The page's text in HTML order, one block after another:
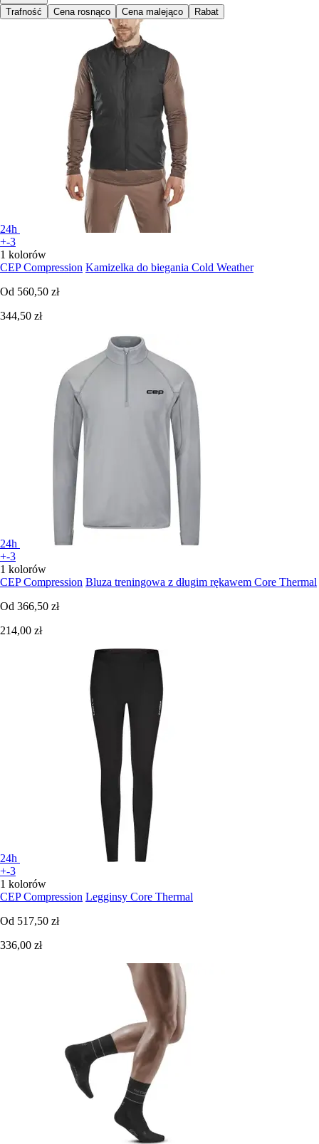
Trafność
Cena rosnąco Cena malejąco Rabat
24h
+-3
1 kolorów
CEP Compression Kamizelka do biegania Cold Weather
Od 560,50 zł
344,50 zł
24h
+-3
1 kolorów
CEP Compression Bluza treningowa z długim rękawem Core Thermal
Od 366,50 zł
214,00 zł
24h
+-3
1 kolorów
CEP Compression Legginsy Core Thermal
Od 517,50 zł
336,00 zł